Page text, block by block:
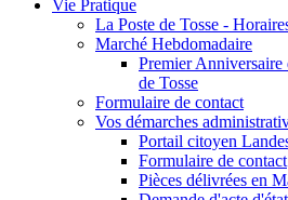
Vie Pratique
La Poste de Tosse -
Marché Hebdomadaire
Premier
de Tosse
Formulaire de contact
Vos démarches
Portail citoyen
Formulaire de contact
Pièces délivrées en